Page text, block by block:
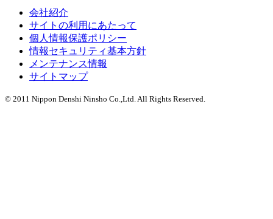
会社紹介
サイトの利用にあたって
個人情報保護ポリシー
情報セキュリティ基本方針
メンテナンス情報
サイトマップ
© 2011 Nippon Denshi Ninsho Co.,Ltd. All Rights Reserved.